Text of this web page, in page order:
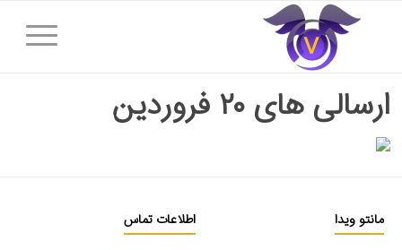
ارسالی های ۲۰ فروردین
مانتو ویدا اطلاعات تماس